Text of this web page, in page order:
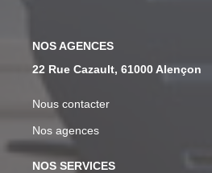
NOS AGENCES
22 Rue Cazault, 61000 Alençon
Nous contacter
Nos agences
NOS SERVICES